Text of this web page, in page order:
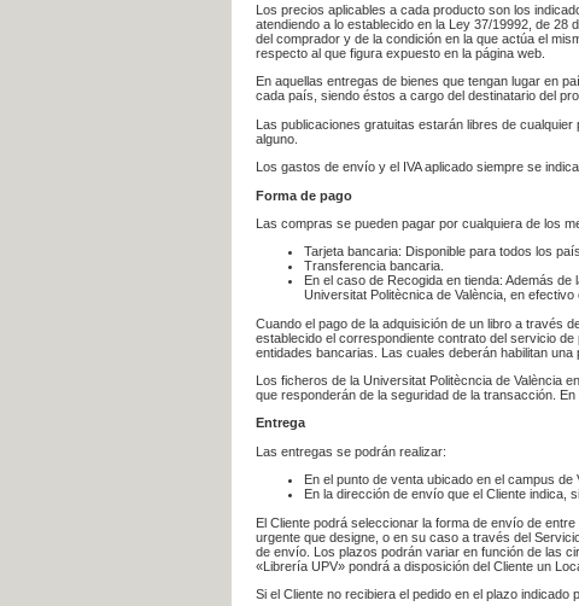
Los precios aplicables a cada producto son los
atendiendo a lo establecido en la Ley 37/19992, de
del comprador y de la condición en la que actúa el
respecto al que figura expuesto en la página web.
En aquellas entregas de bienes que tengan lugar en
cada país, siendo éstos a cargo del destinatario del
Las publicaciones gratuitas estarán libres de
alguno.
Los gastos de envío y el IVA aplicado siempre se
Forma de pago
Las compras se pueden pagar por cualquiera de los
Tarjeta bancaria: Disponible para todos los
Transferencia bancaria.
En el caso de Recogida en tienda: Además
Universitat Politècnica de València, en efectivo
Cuando el pago de la adquisición de un libro a través
establecido el correspondiente contrato del servicio
entidades bancarias. Las cuales deberán habilitan una
Los ficheros de la Universitat Politècncia de València
que responderán de la seguridad de la transacción.
Entrega
Las entregas se podrán realizar:
En el punto de venta ubicado en el campus
En la dirección de envío que el Cliente
El Cliente podrá seleccionar la forma de envío de
urgente que designe, o en su caso a través del
de envío. Los plazos podrán variar en función de las
«Librería UPV» pondrá a disposición del Cliente un
Si el Cliente no recibiera el pedido en el plazo